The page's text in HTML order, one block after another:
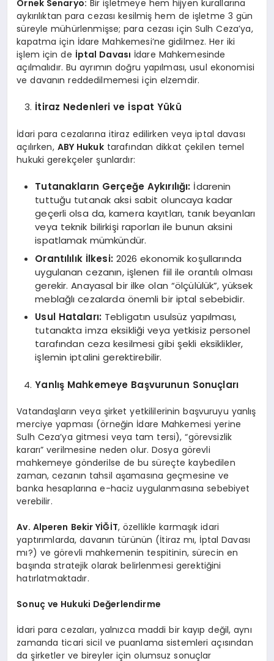
Örnek Senaryo: Bir işletmeye hem hijyen kurallarına
aykırılıktan para cezası kesilmiş hem de işletme 3 gün
süreyle mühürlenmişse; para cezası için Sulh Ceza’ya,
kapatma için İdare Mahkemesi’ne gidilmez. Her iki
işlem için de İptal Davası İdare Mahkemesinde
açılmalıdır. Bu ayrımın doğru yapılması, usul ekonomisi
ve davanın reddedilmemesi için elzemdir.
İtiraz Nedenleri ve İspat Yükü
İdari para cezalarına itiraz edilirken veya iptal davası
açılırken, ABY Hukuktarafından dikkat çekilen temel
hukuki gerekçeler şunlardır:
Tutanakların Gerçeğe Aykırılığı: İdarenin
tuttuğu tutanak aksi sabit oluncaya kadar
geçerli olsa da, kamera kayıtları, tanık beyanları
veya teknik bilirkişi raporları ile bunun aksini
ispatlamak mümkündür.
Orantılılık İlkesi: 2026 ekonomik koşullarında
uygulanan cezanın, işlenen fiil ile orantılı olması
gerekir. Anayasal bir ilke olan “ölçülülük”, yüksek
meblağlı cezalarda önemli bir iptal sebebidir.
Usul Hataları: Tebligatın usulsüz yapılması,
tutanakta imza eksikliği veya yetkisiz personel
tarafından ceza kesilmesi gibi şekli eksiklikler,
işlemin iptalini gerektirebilir.
Yanlış Mahkemeye Başvurunun Sonuçları
Vatandaşların veya şirket yetkililerinin başvuruyu yanlış
merciye yapması (örneğin İdare Mahkemesi yerine
Sulh Ceza’ya gitmesi veya tam tersi), “görevsizlik
kararı” verilmesine neden olur. Dosya görevli
mahkemeye gönderilse de bu süreçte kaybedilen
zaman, cezanın tahsil aşamasına geçmesine ve
banka hesaplarına e-haciz uygulanmasına sebebiyet
verebilir.
Av. Alperen Bekir YİĞİT, özellikle karmaşık idari
yaptırımlarda, davanın türünün (İtiraz mı, İptal Davası
mı?) ve görevli mahkemenin tespitinin, sürecin en
başında stratejik olarak belirlenmesi gerektiğini
hatırlatmaktadır.
Sonuç ve Hukuki Değerlendirme
İdari para cezaları, yalnızca maddi bir kayıp değil, aynı
zamanda ticari sicil ve puanlama sistemleri açısından
da şirketler ve bireyler için olumsuz sonuçlar